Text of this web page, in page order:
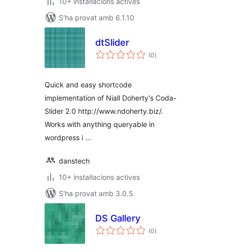
S'ha provat amb 6.1.10
dtSlider
(0puntuacions
totals
)
Quick and easy shortcode
implementation of Niall Doherty's Coda-
Slider 2.0 http://www.ndoherty.biz/.
Works with anything queryable in
wordpress i …
danstech
10+ instal·lacions actives
S'ha provat amb 3.0.5
DS Gallery
(0puntuacions
totals
)